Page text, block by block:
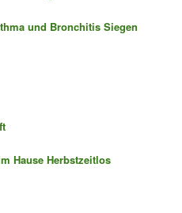
und Bronchitis Siegen
Hause Herbstzeitlos